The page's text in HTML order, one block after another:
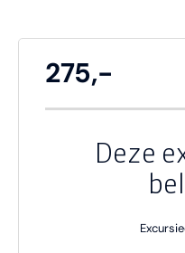
275,-
Deze